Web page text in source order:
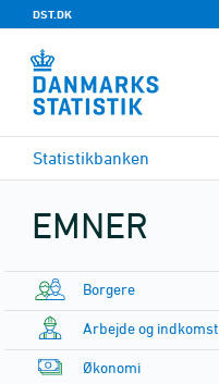
DST.DK
Statistikbanken
EMNER
Borgere
Arbejde og indkomst
Økonomi